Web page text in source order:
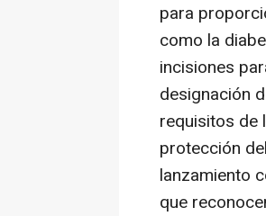
para
como la
incisiones
designación
requisitos de
protección
lanzamiento
que